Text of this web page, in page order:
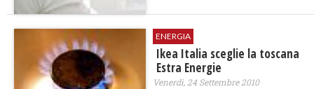
ENERGIA
Ikea Italia sceglie la toscana
Estra Energie
Venerdì, 24 Settembre 2010